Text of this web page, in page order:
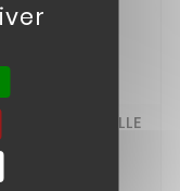
BEQUILLE
70 115MM